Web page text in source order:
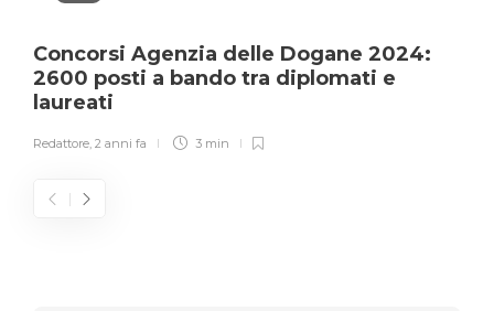
Concorsi Agenzia delle Dogane 2024:
2600 posti a bando tra diplomati e
laureati
Redattore, 2 anni fa 3 min